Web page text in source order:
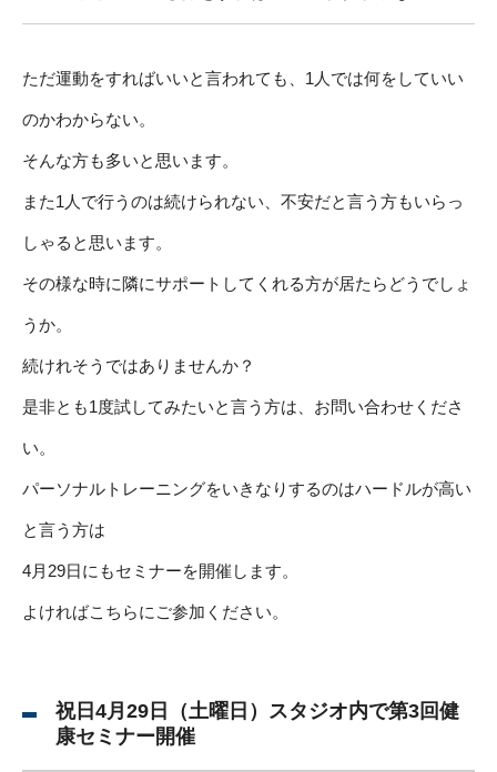
ただ運動をすればいいと言われても、1人では何をしていい
のかわからない。
そんな方も多いと思います。
また1人で行うのは続けられない、不安だと言う方もいらっ
しゃると思います。
その様な時に隣にサポートしてくれる方が居たらどうでしょ
うか。
続けれそうではありませんか？
是非とも1度試してみたいと言う方は、お問い合わせくださ
い。
パーソナルトレーニングをいきなりするのはハードルが高い
と言う方は
4月29日にもセミナーを開催します。
よければこちらにご参加ください。
祝日4月29日（土曜日）スタジオ内で第3回健
康セミナー開催